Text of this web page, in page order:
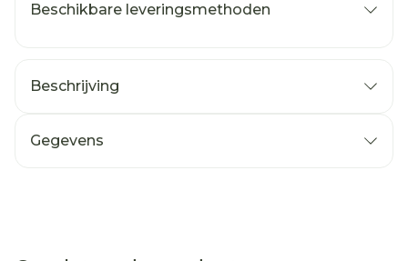
Beschikbare leveringsmethoden
Beschrijving
Gegevens